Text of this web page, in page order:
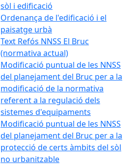
sòl i edificació
Ordenança de l'edificació i el
paisatge urbà
Text Refós NNSS El Bruc
(normativa actual)
Modificació puntual de les NNSS
del planejament del Bruc per a la
modificació de la normativa
referent a la regulació dels
sistemes d'equipaments
Modificació puntual de les NNSS
del planejament del Bruc per a la
protecció de certs àmbits del sòl
no urbanitzable